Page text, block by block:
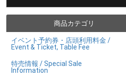
商品カテゴリ
イベント予約券・店頭利用料金 /
Event & Ticket, Table Fee
特売情報 / Special Sale
Information